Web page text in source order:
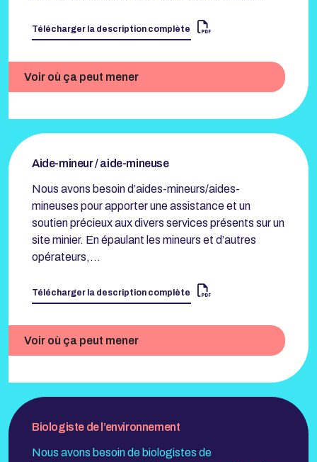
Télécharger la description complète
Voir où ça peut mener
Aide-mineur / aide-mineuse
Nous avons besoin d’aides-mineurs/aides-
mineuses pour apporter une assistance et un
soutien précieux aux divers services présents sur un
site minier. En épaulant les mineurs et d’autres
opérateurs,…
Télécharger la description complète
Voir où ça peut mener
Biologiste de l’environnement
Nous avons besoin de biologistes de